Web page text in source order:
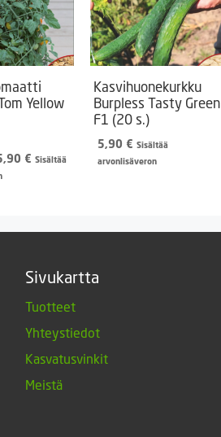
Yellow
€ Hintaluokka:
Sisältää
Kasvihuonekurkku
Burpless Tasty Green
F1 (20 s.)
5,90 € Sisältää
arvonlisäveron
Sivukartta
Tuotteet
Yhteystiedot
Kasvatusvinkit
Meistä